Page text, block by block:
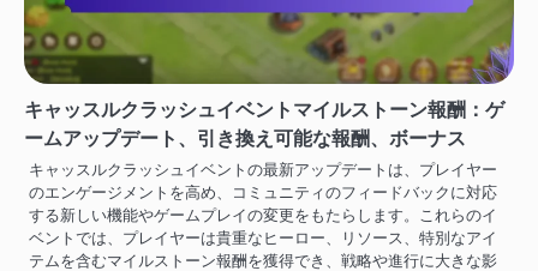
キャッスルクラッシュイベントマイルストーン報酬：ゲ
ームアップデート、引き換え可能な報酬、ボーナス
キャッスルクラッシュイベントの最新アップデートは、プレイヤー
のエンゲージメントを高め、コミュニティのフィードバックに対応
する新しい機能やゲームプレイの変更をもたらします。これらのイ
ベントでは、プレイヤーは貴重なヒーロー、リソース、特別なアイ
テムを含むマイルストーン報酬を獲得でき、戦略や進行に大きな影